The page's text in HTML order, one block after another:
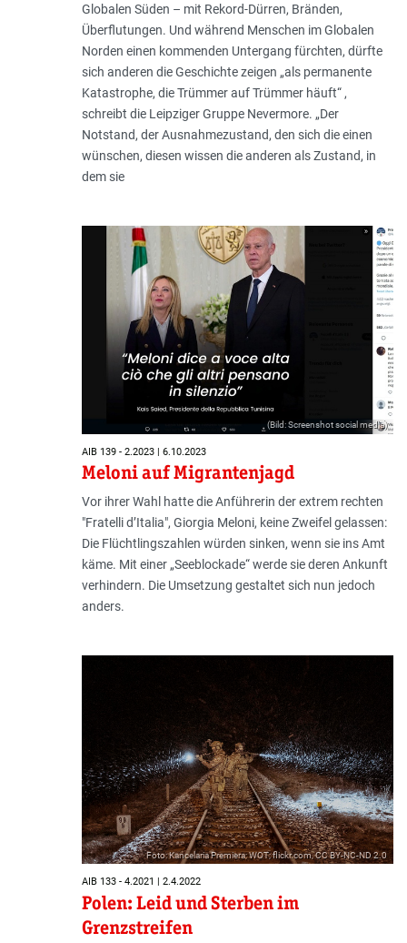
Globalen Süden – mit Rekord-Dürren, Bränden,
Überflutungen. Und während Menschen im Globalen
Norden einen kommenden Untergang fürchten, dürfte
sich anderen die Geschichte zeigen „als permanente
Katastrophe, die Trümmer auf Trümmer häuft“ ,
schreibt die Leipziger Gruppe Nevermore. „Der
Notstand, der Ausnahmezustand, den sich die einen
wünschen, diesen wissen die anderen als Zustand, in
dem sie
(Bild: Screenshot social media)
AIB 139 - 2.2023 | 6.10.2023
Meloni auf Migrantenjagd
Vor ihrer Wahl hatte die Anführerin der extrem rechten
"Fratelli d’Italia", Giorgia Meloni, keine Zweifel gelassen:
Die Flüchtlingszahlen würden sinken, wenn sie ins Amt
käme. Mit einer „Seeblockade“ werde sie deren Ankunft
verhindern. Die Umsetzung gestaltet sich nun jedoch
anders.
Foto: Kancelaria Premiera; WOT; flickr.com, CC BY-NC-ND 2.0
AIB 133 - 4.2021 | 2.4.2022
Polen: Leid und Sterben im
Grenzstreifen